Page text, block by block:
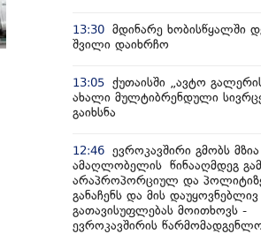
13:30 მდინარე ხობისწყალში
შვილი დაიხრჩო
13:05 ქუთაისში „ავტო
ახალი მულტიბრენდული
გაიხსნა
12:46 ევროკავშირი გმობს მზია
ამაღლობელის წინააღმდეგ
არაპროპორციულ და
განაჩენს და მის დაუყოვნებლივ
გათავისუფლებას მოითხოვს -
ევროკავშირის